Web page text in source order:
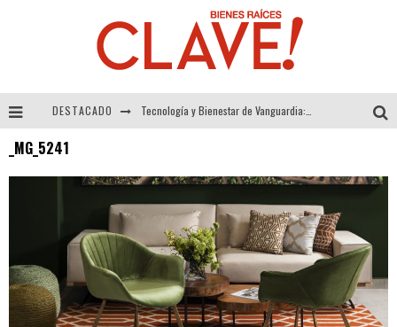
DESTACADO
Alexandra Bedoya – La Constancia detrás de La Paletería
El Despertar de la Calidez: Acabados Dorados de FV para Elevar tu Espacio
_MG_5241